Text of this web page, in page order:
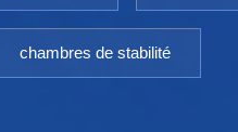
chambres de stabilité